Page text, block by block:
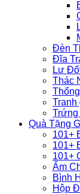
Đèn
Đĩa
Lư
Thác
Tranh
Trứng
Quà Tặng
101+
101+
101+
Ấm
Bình
Hộp